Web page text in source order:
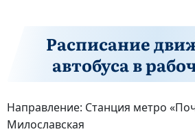
Расписание
автобуса в
Направление: Станция метро
Милославская